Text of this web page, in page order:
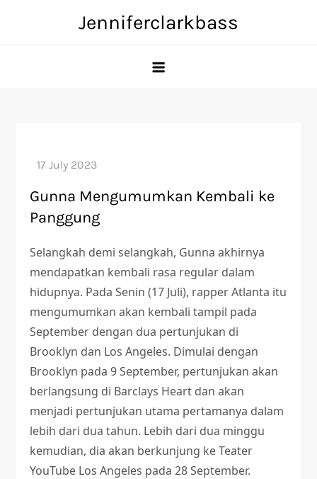
Jenniferclarkbass
Gunna Mengumumkan Kembali ke
Panggung
Selangkah demi selangkah, Gunna akhirnya
mendapatkan kembali rasa regular dalam
hidupnya. Pada Senin (17 Juli), rapper Atlanta itu
mengumumkan akan kembali tampil pada
September dengan dua pertunjukan di
Brooklyn dan Los Angeles. Dimulai dengan
Brooklyn pada 9 September, pertunjukan akan
berlangsung di Barclays Heart dan akan
menjadi pertunjukan utama pertamanya dalam
lebih dari dua tahun. Lebih dari dua minggu
kemudian, dia akan berkunjung ke Teater
YouTube Los Angeles pada 28 September.